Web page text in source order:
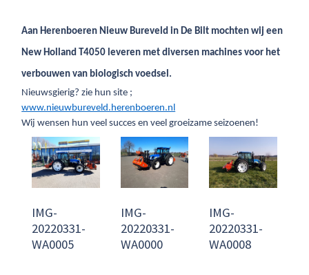
Aan Herenboeren Nieuw Bureveld in De Bilt mochten wij een
New Holland T4050 leveren met diversen machines voor het
verbouwen van biologisch voedsel.
Nieuwsgierig? zie hun site ;
www.nieuwbureveld.herenboeren.nl
Wij wensen hun veel succes en veel groeizame seizoenen!
IMG-
20220331-
WA0005
IMG-
20220331-
WA0000
IMG-
20220331-
WA0008